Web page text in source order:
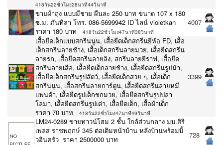
418วัน22ชั่วโมง28นาที44วินาที
ขายผ้าถุง แบบมีชาย ผืนละ 250 บาท ขนาด 107 x 180
ซ.ม. ภันทิลา โทร. 086-5699942 ID ไลน์ violetkan
ราคา 180 บาท
418วัน22ชั่วโมง47นาที38วินาที
4007
เสื้อยืดเด็กแบบสกรีนนูน, เสื้อยืดเด็กสกรีนยี่ห้อ FD, เสื้อ
เด็กสกรีนลายช้าง, เสื้อเด็กสกรีนลายมวย, เสื้อยืดสกรีน
ลายรถ, เสื้อยืดสกรีนลายลิง, สกรีนลายยีราฟ, เสื้อยืด
สกรีนลายเสือ, เสื้อยืดเด็กลายช้าง, เสื้อยืดสกรีนรูปม้า,
เสื้อยืดเด็กสกรีนรูปสัตว์, เสื้อยืดเด็กสวย ๆ, เสื้อเด็ก
สกรีนนูน, เสื้อสกรีนลายการ์ตูน, เสื้อยืดสกรีนลายหมี
แพนด้า, เสื้อยืดรูปเด็กชกมวย, เสื้อยืดสกรีนรูปปลา
โลมา, เสื้อยืดสกรีนรูปเต่า, เสื้อยืดเด็ก, เสื้อผ้าเด็ก
ราคา 70 บาท
418วัน22ชั่วโมง47นาที49วินาที
3399
LM24-0289 ขายทาวน์โฮม 2 ชั้น ใกล้ส่วนกลาง มบ.สิริ
เพลส ราชพฤกษ์ 345 ต่อเติมหน้าบ้าน หลังบ้านพร้อมบิ้
วอินครัว ราคา 2500000 บาท
728